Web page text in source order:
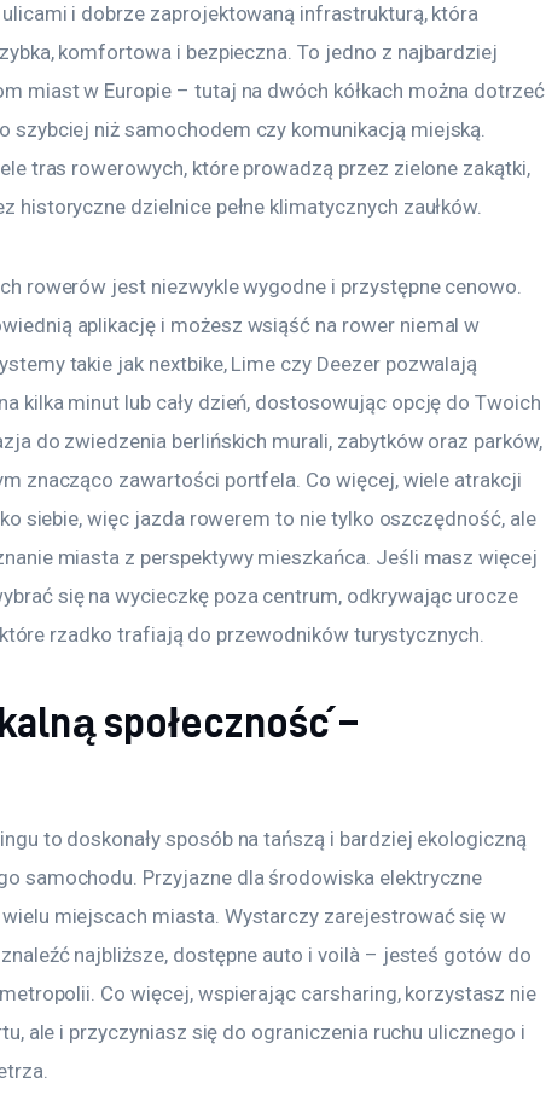
i dobrze zaprojektowaną infrastrukturą, która
komfortowa i bezpieczna. To jedno z najbardziej
miast w Europie – tutaj na dwóch kółkach można dotrzeć
szybciej niż samochodem czy komunikacją miejską.
tras rowerowych, które prowadzą przez zielone zakątki,
historyczne dzielnice pełne klimatycznych zaułków.
rowerów jest niezwykle wygodne i przystępne cenowo.
aplikację i możesz wsiąść na rower niemal w
takie jak nextbike, Lime czy Deezer pozwalają
kilka minut lub cały dzień, dostosowując opcję do Twoich
do zwiedzenia berlińskich murali, zabytków oraz parków,
znacząco zawartości portfela. Co więcej, wiele atrakcji
siebie, więc jazda rowerem to nie tylko oszczędność, ale
miasta z perspektywy mieszkańca. Jeśli masz więcej
się na wycieczkę poza centrum, odkrywając urocze
rzadko trafiają do przewodników turystycznych.
społeczność –
to doskonały sposób na tańszą i bardziej ekologiczną
samochodu. Przyjazne dla środowiska elektryczne
miejscach miasta. Wystarczy zarejestrować się w
najbliższe, dostępne auto i voilà – jesteś gotów do
Co więcej, wspierając carsharing, korzystasz nie
ale i przyczyniasz się do ograniczenia ruchu ulicznego i